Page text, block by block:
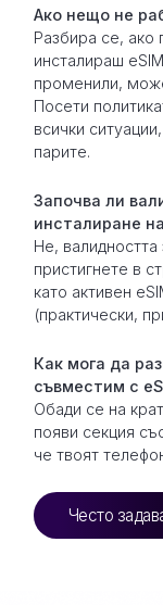
Ако нещо не
Разбира се, ако
инсталираш
променили,
Посети
всички
парите.
Започва ли
инсталиране
Не,
пристигнете в
като активен
(практически,
Как мога да
съвместим с
Обади се на
появи секция
че твоят
Често